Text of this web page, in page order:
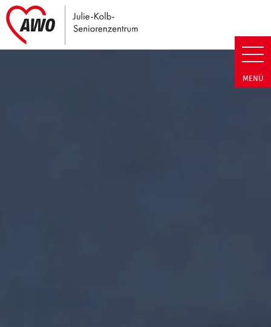
Julie-Kolb-Seniorenzentrum |
MENÜ